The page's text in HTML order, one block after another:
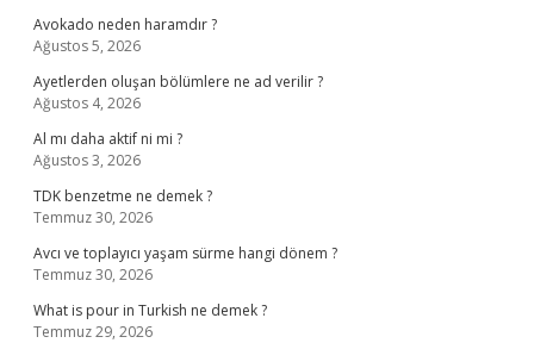
Avokado neden haramdır ?
Ağustos 5, 2026
Ayetlerden oluşan bölümlere ne ad verilir ?
Ağustos 4, 2026
Al mı daha aktif ni mi ?
Ağustos 3, 2026
TDK benzetme ne demek ?
Temmuz 30, 2026
Avcı ve toplayıcı yaşam sürme hangi dönem ?
Temmuz 30, 2026
What is pour in Turkish ne demek ?
Temmuz 29, 2026